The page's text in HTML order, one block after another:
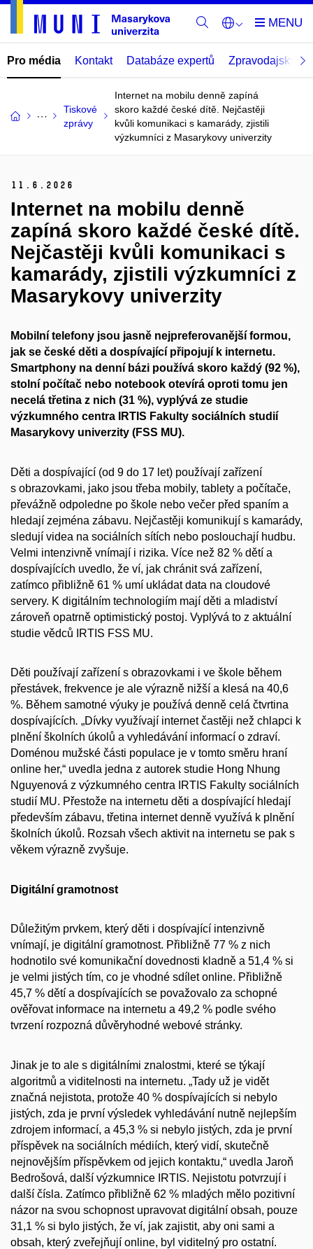
Pro média Kontakt Databáze expertů Zpravodajský
Tiskové
zprávy
Internet na mobilu denně zapíná
skoro každé české dítě. Nejčastěji
kvůli komunikaci s kamarády, zjistili
výzkumníci z Masarykovy univerzity
11. 6. 2026
Internet na mobilu denně
zapíná skoro každé české dítě.
Nejčastěji kvůli komunikaci s
kamarády, zjistili výzkumníci z
Masarykovy univerzity
Mobilní telefony jsou jasně nejpreferovanější formou,
jak se české děti a dospívající připojují k internetu.
Smartphony na denní bázi používá skoro každý (92 %),
stolní počítač nebo notebook otevírá oproti tomu jen
necelá třetina z nich (31 %), vyplývá ze studie
výzkumného centra IRTIS Fakulty sociálních studií
Masarykovy univerzity (FSS MU).
Děti a dospívající (od 9 do 17 let) používají zařízení
s obrazovkami, jako jsou třeba mobily, tablety a počítače,
převážně odpoledne po škole nebo večer před spaním a
hledají zejména zábavu. Nejčastěji komunikují s kamarády,
sledují videa na sociálních sítích nebo poslouchají hudbu.
Velmi intenzivně vnímají i rizika. Více než 82 % dětí a
dospívajících uvedlo, že ví, jak chránit svá zařízení,
zatímco přibližně 61 % umí ukládat data na cloudové
servery. K digitálním technologiím mají děti a mladiství
zároveň opatrně optimistický postoj. Vyplývá to z aktuální
studie vědců IRTIS FSS MU.
Děti používají zařízení s obrazovkami i ve škole během
přestávek, frekvence je ale výrazně nižší a klesá na 40,6
%. Během samotné výuky je používá denně celá čtvrtina
dospívajících. „Dívky využívají internet častěji než chlapci k
plnění školních úkolů a vyhledávání informací o zdraví.
Doménou mužské části populace je v tomto směru hraní
online her,“ uvedla jedna z autorek studie Hong Nhung
Nguyenová z výzkumného centra IRTIS Fakulty sociálních
studií MU. Přestože na internetu děti a dospívající hledají
především zábavu, třetina internet denně využívá k plnění
školních úkolů. Rozsah všech aktivit na internetu se pak s
věkem výrazně zvyšuje.
Digitální gramotnost
Důležitým prvkem, který děti i dospívající intenzivně
vnímají, je digitální gramotnost. Přibližně 77 % z nich
hodnotilo své komunikační dovednosti kladně a 51,4 % si
je velmi jistých tím, co je vhodné sdílet online. Přibližně
45,7 % dětí a dospívajících se považovalo za schopné
ověřovat informace na internetu a 49,2 % podle svého
tvrzení rozpozná důvěryhodné webové stránky.
Jinak je to ale s digitálními znalostmi, které se týkají
algoritmů a viditelnosti na internetu. „Tady už je vidět
značná nejistota, protože 40 % dospívajících si nebylo
jistých, zda je první výsledek vyhledávání nutně nejlepším
zdrojem informací, a 45,3 % si nebylo jistých, zda je první
příspěvek na sociálních médiích, který vidí, skutečně
nejnovějším příspěvkem od jejich kontaktu,“ uvedla Jaroň
Bedrošová, další výzkumnice IRTIS. Nejistotu potvrzují i
další čísla. Zatímco přibližně 62 % mladých mělo pozitivní
názor na svou schopnost upravovat digitální obsah, pouze
31,1 % si bylo jistých, že ví, jak zajistit, aby oni sami a
obsah, který zveřejňují online, byl viditelný pro ostatní.